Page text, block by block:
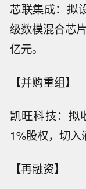
芯联集成：拟
级数模混合芯
亿元。
【并购重组】
凯旺科技：拟
1%股权，切入
【再融资】